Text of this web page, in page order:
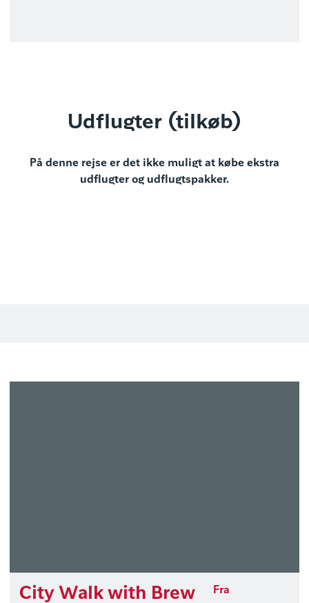
Udflugter (tilkøb)
På denne rejse er det ikke muligt at købe ekstra
udflugter og udflugtspakker.
City Walk with Brew Fra